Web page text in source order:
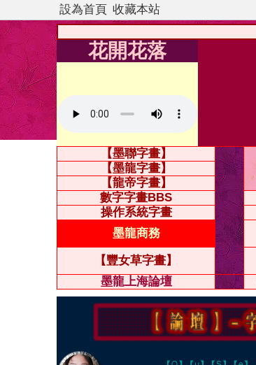
設為首頁 收藏本站
花開花落
【墨聯字畫】
【墨龍字畫】
【龍帝字畫】
數字字畫BBS
操作系統字畫
墨龍商務
【豐女草字畫】
墨龍上海論壇